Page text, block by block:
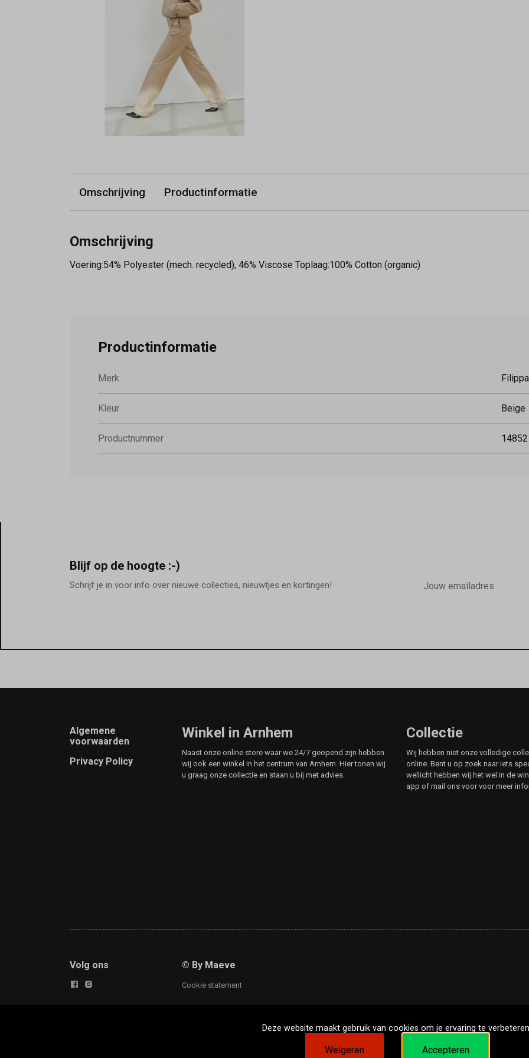
Omschrijving Productinformatie
Omschrijving
Voering:54% Polyester (mech. recycled), 46% Viscose Toplaag:100% Cotton (organic)
Productinformatie
Merk
Kleur Beige
Productnummer 14852
Blijf op de hoogte :-)
Schrijf je in voor info over nieuwe collecties, nieuwtjes en kortingen!
mailadres
Footer
Algemene
voorwaarden
Privacy Policy
Winkel in Arnhem
Naast onze online store waar we 24/7 geopend zijn hebben
wij ook een winkel in het centrum van Arnhem. Hier tonen wij
u graag onze collectie en staan u bij met advies.
Collectie
Wij hebben niet onze volledige
online. Bent u op zoek naar iets
wellicht hebben wij het wel in de
app of mail ons voor voor meer
Volg ons © By Maeve
Cookie statement
Deze website maakt gebruik van cookies om je ervaring te
Weigeren Accepteren